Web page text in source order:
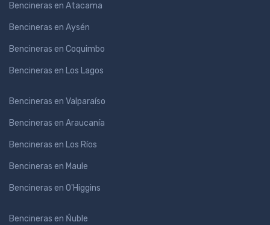
Bencineras en Atacama
Bencineras en Aysén
Bencineras en Coquimbo
Bencineras en Los Lagos
Bencineras en Valparaíso
Bencineras en Araucanía
Bencineras en Los Ríos
Bencineras en Maule
Bencineras en O'Higgins
Bencineras en Ńuble